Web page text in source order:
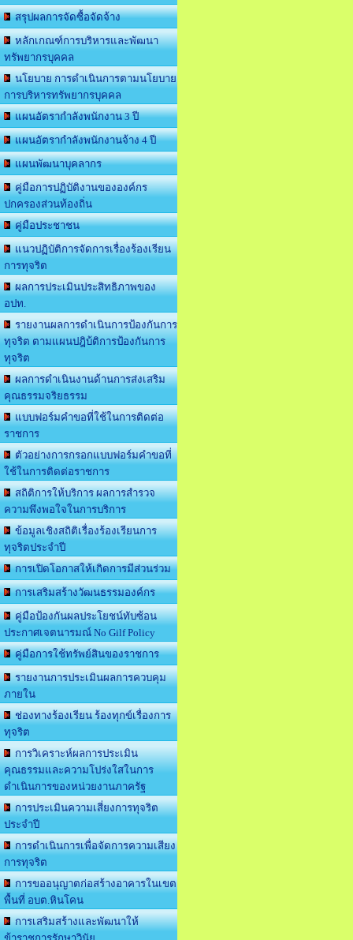
สรุปผลการจัดซื้อจัดจ้าง
หลักเกณฑ์การบริหารและพัฒนา
ทรัพยากรบุคคล
นโยบาย การดำเนินการตามนโยบาย
การบริหารทรัพยากรบุคคล
แผนอัตรากำลังพนักงาน 3 ปี
แผนอัตรากำลังพนักงานจ้าง 4 ปี
แผนพัฒนาบุคลากร
คู่มือการปฏิบัติงานขององค์กร
ปกครองส่วนท้องถิ่น
คู่มือประชาชน
แนวปฏิบัติการจัดการเรื่องร้องเรียน
การทุจริต
ผลการประเมินประสิทธิภาพของ
อปท.
รายงานผลการดำเนินการป้องกันการ
ทุจริต ตามแผนปฎิบ้ติการป้องกันการ
ทุจริต
ผลการดำเนินงานด้านการส่งเสริม
คุณธรรมจริยธรรม
แบบฟอร์มคำขอที่ใช้ในการติดต่อ
ราชการ
ตัวอย่างการกรอกแบบฟอร์มคำขอที่
ใช้ในการติดต่อราชการ
สถิติการให้บริการ ผลการสำรวจ
ความพึงพอใจในการบริการ
ข้อมูลเชิงสถิติเรื่องร้องเรียนการ
ทุจริตประจำปี
การเปิดโอกาสให้เกิดการมีส่วนร่วม
การเสริมสร้างวัฒนธรรมองค์กร
คู่มือป้องกันผลประโยชน์ทับซ้อน
ประกาศเจตนารมณ์ No Gilf Policy
คู่มือการใช้ทรัพย์สินของราชการ
รายงานการประเมินผลการควบคุม
ภายใน
ช่องทางร้องเรียน ร้องทุกข์เรื่องการ
ทุจริต
การวิเคราะห์ผลการประเมิน
คุณธรรมและความโปร่งใสในการ
ดำเนินการของหน่วยงานภาครัฐ
การประเมินความเสี่ยงการทุจริต
ประจำปี
การดำเนินการเพื่อจัดการความเสียง
การทุจริต
การขออนุญาตก่อสร้างอาคารในเขต
พื้นที่ อบต.หินโคน
การเสริมสร้างและพัฒนาให้